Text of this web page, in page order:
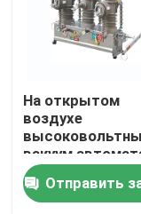
Дом
Продукты
О нас
На открытом
воздухе
вакуум
защити цепи
Отправить